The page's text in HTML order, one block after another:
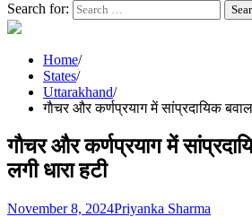
Search for:
Home
States
Uttarakhand
गाैचर और कर्णप्रयाग में सांप्रदायिक
गाैचर और कर्णप्रयाग में
लगी धारा हटी
November 8, 2024Priyanka Sharma